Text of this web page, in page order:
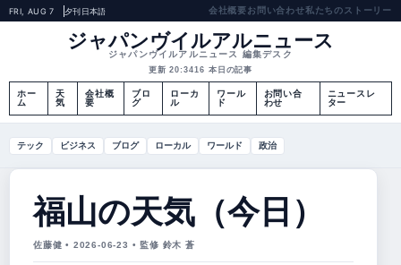
FRI, AUG 7 夕刊日本語 会社概要お問い合わせ私たちのストーリー
ジャパンヴイルアルニュース
ジャパンヴイルアルニュース 編集デスク
更新 20:3416 本日の記事
ホー
ム
天
気
会社概
要
ブロ
グ
ローカ
ル
ワール
ド
お問い合
わせ
ニュースレ
ター
テック ビジネス ブログ ローカル ワールド 政治
福山の天気（今日）
佐藤健 • 2026-06-23 • 監修 鈴木 蒼